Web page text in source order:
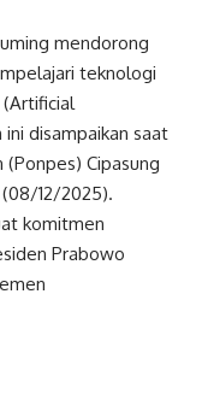
mendorong
teknologi
disampaikan saat
Cipasung
(08/12/2025).
komitmen
Prabowo